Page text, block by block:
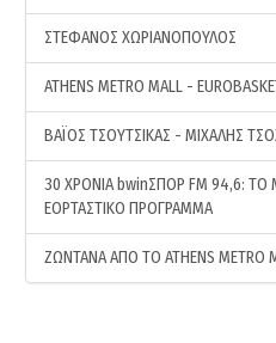
ΣΤΕΦΑΝΟΣ ΧΩΡΙΑΝΟΠΟΥΛΟΣ
ATHENS METRO MALL -
ΒΑΪΟΣ ΤΣΟΥΤΣΙΚΑΣ - ΜΙΧΑΛΗΣ
30 ΧΡΟΝΙΑ bwinΣΠΟΡ FM 94,6: ΤΟ
ΕΟΡΤΑΣΤΙΚΟ ΠΡΟΓΡΑΜΜΑ
ΖΩΝΤΑΝΑ ΑΠΟ ΤΟ ATHENS METRO